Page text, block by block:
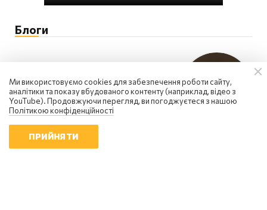
Блоги
Ми використовуємо cookies для забезпечення роботи сайту,
аналітики та показу вбудованого контенту (наприклад, відео з
YouTube). Продовжуючи перегляд, ви погоджуєтеся з нашою
Політикою конфіденційності
ПРИЙНЯТИ